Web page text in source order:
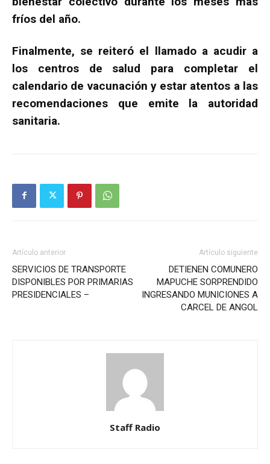
fríos del año.
Finalmente, se reiteró el llamado a acudir a
los centros de salud para completar el
calendario de vacunación y estar atentos a las
recomendaciones que emite la autoridad
sanitaria.
Artículo anterior
SERVICIOS DE TRANSPORTE
DISPONIBLES POR PRIMARIAS
PRESIDENCIALES –
Artículo siguiente
DETIENEN COMUNERO
MAPUCHE SORPRENDIDO
INGRESANDO MUNICIONES A
CARCEL DE ANGOL
Staff Radio